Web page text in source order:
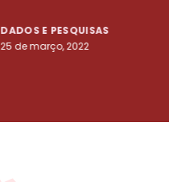
DADOS E PESQUISAS
25 de março, 2022